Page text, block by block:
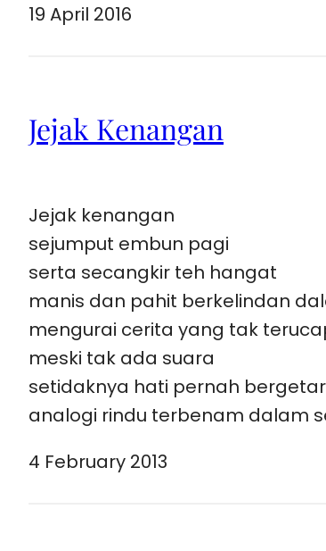
19 April 2016
Jejak Kenangan
Jejak kenangan
sejumput embun pagi
serta secangkir teh hangat
manis dan pahit berkelindan
mengurai cerita yang tak
meski tak ada suara
setidaknya hati pernah bergetar
analogi rindu terbenam dalam
4 February 2013